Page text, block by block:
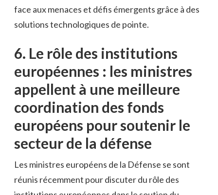
face ⁣aux menaces et défis émergents grâce à des
‌solutions technologiques de pointe.
6. Le rôle des‌ institutions
européennes⁣ : les ministres
appellent à une meilleure
coordination des ⁢fonds
européens⁤ pour soutenir le
secteur de la défense
Les ministres‍ européens de la Défense se sont
réunis récemment pour discuter du rôle des